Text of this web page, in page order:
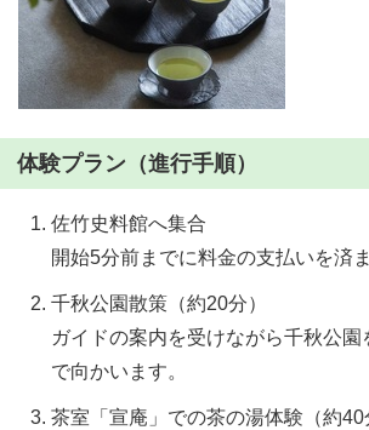
体験プラン（進行手順）
佐竹史料館へ集合
開始5分前までに料金の支払いを済
千秋公園散策（約20分）
ガイドの案内を受けながら千秋公園
で向かいます。
茶室「宣庵」での茶の湯体験（約40